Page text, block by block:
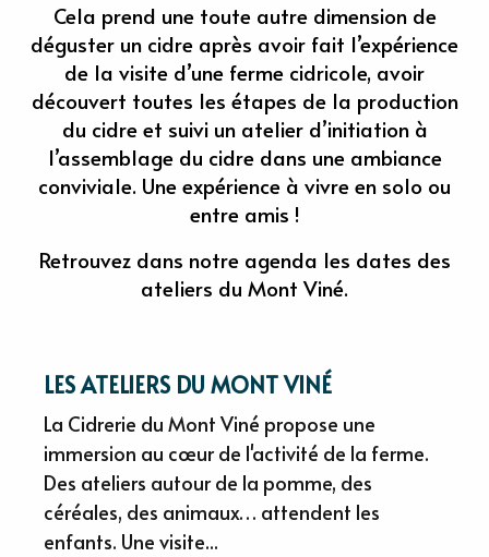
Cela prend une toute autre dimension de
déguster un cidre après avoir fait l’expérience
de la visite d’une ferme cidricole, avoir
découvert toutes les étapes de la production
du cidre et suivi un atelier d’initiation à
l’assemblage du cidre dans une ambiance
conviviale. Une expérience à vivre en solo ou
entre amis !
Retrouvez dans notre agenda les dates des
ateliers du Mont Viné.
LES ATELIERS DU MONT VINÉ
La Cidrerie du Mont Viné propose une
immersion au cœur de l'activité de la ferme.
Des ateliers autour de la pomme, des
céréales, des animaux… attendent les
enfants. Une visite...